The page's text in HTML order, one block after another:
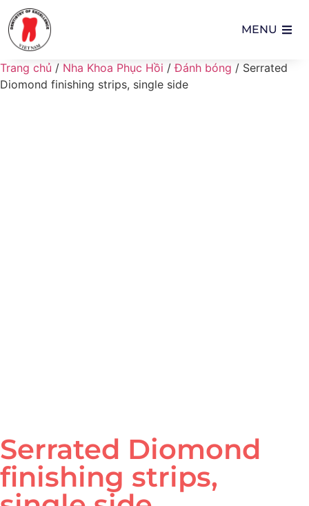
MENU
Trang chủ / Nha Khoa Phục Hồi /Đánh bóng / Serrated
Diomond finishing strips, single side
Serrated Diomond
finishing strips,